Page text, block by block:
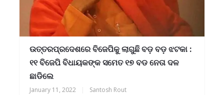
ଉତ୍ତରପ୍ରଦେଶରେ ବିଜେପିକୁ ଲାଗୁଛି ବଡ଼ ବଡ଼ ଝଟକା :
୧୧ ବିଜେପି ବିଧାୟକଙ୍କ ସମେତ ୧୭ ବଡ ନେତା ଦଳ
ଛାଡିଲେ
January 11, 2022 Santosh Rout